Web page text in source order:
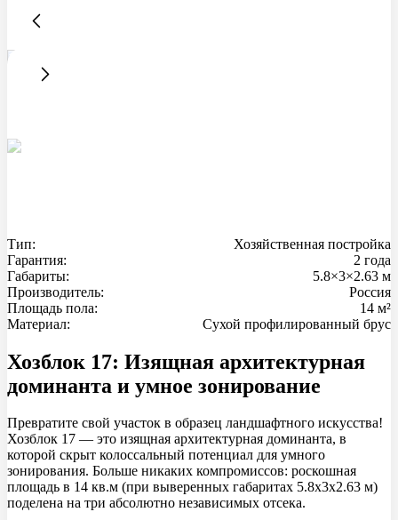
Тип:
Хозяйственная постройка
Гарантия:
2 года
Габариты:
5.8×3×2.63 м
Производитель:
Россия
Площадь пола:
14 м²
Материал:
Сухой профилированный брус
Хозблок 17: Изящная архитектурная
доминанта и умное зонирование
Превратите свой участок в образец ландшафтного искусства!
Хозблок 17 — это изящная архитектурная доминанта, в
которой скрыт колоссальный потенциал для умного
зонирования. Больше никаких компромиссов: роскошная
площадь в 14 кв.м (при выверенных габаритах 5.8х3х2.63 м)
поделена на три абсолютно независимых отсека.